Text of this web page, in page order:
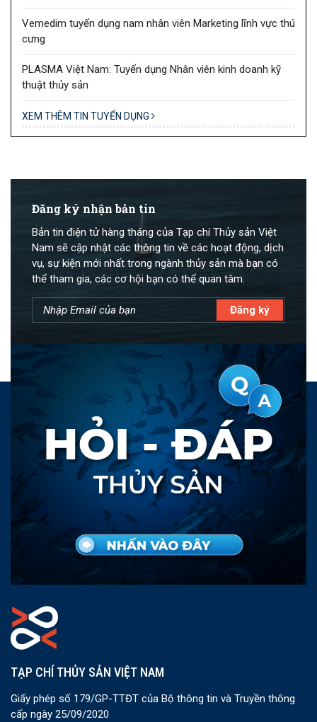
Vemedim tuyển dụng nam nhân viên Marketing lĩnh vực thú
cưng
PLASMA Việt Nam: Tuyển dụng Nhân viên kinh doanh kỹ
thuật thủy sản
XEM THÊM TIN TUYỂN DỤNG
Đăng ký nhận bản tin
Bản tin điện tử hàng tháng của Tạp chí Thủy sản Việt
Nam sẽ cập nhật các thông tin về các hoạt động, dịch
vụ, sự kiện mới nhất trong ngành thủy sản mà bạn có
thể tham gia, các cơ hội bạn có thể quan tâm.
TẠP CHÍ THỦY SẢN VIỆT NAM
Giấy phép số 179/GP-TTĐT của Bộ thông tin và Truyền thông
cấp ngày 25/09/2020